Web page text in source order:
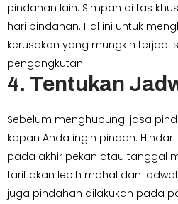
pindahan lain. Simpan di tas
hari pindahan. Hal ini untuk
kerusakan yang mungkin terjadi
pengangkutan.
4. Tentukan
Sebelum menghubungi jasa
kapan Anda ingin pindah.
pada akhir pekan atau tanggal
tarif akan lebih mahal dan
juga pindahan dilakukan pada